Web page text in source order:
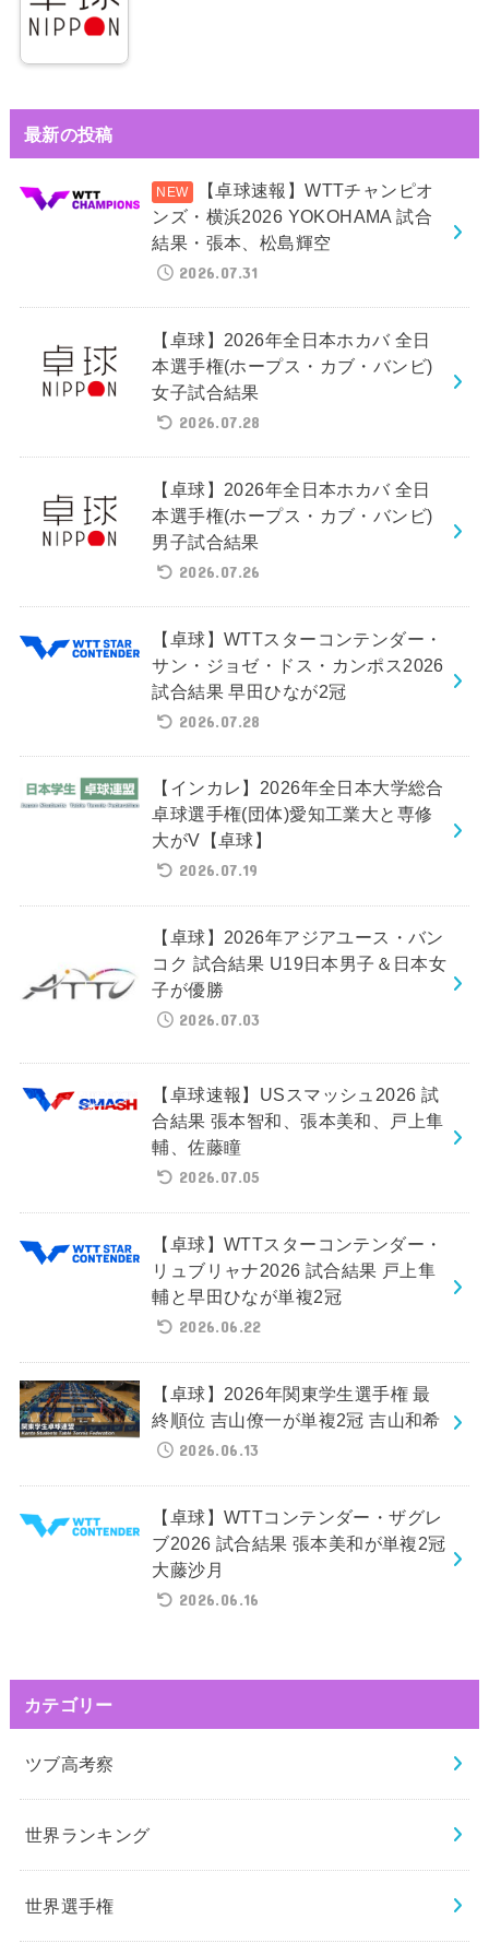
最新の投稿
【卓球速報】WTTチャンピオ
ンズ・横浜2026 YOKOHAMA 試合
結果・張本、松島輝空
2026.07.31
【卓球】2026年全日本ホカバ 全日
本選手権(ホープス・カブ・バンビ)
女子試合結果
2026.07.28
【卓球】2026年全日本ホカバ 全日
本選手権(ホープス・カブ・バンビ)
男子試合結果
2026.07.26
【卓球】WTTスターコンテンダー・
サン・ジョゼ・ドス・カンポス2026
試合結果 早田ひなが2冠
2026.07.28
【インカレ】2026年全日本大学総合
卓球選手権(団体)愛知工業大と専修
大がV【卓球】
2026.07.19
【卓球】2026年アジアユース・バン
コク 試合結果 U19日本男子＆日本女
子が優勝
2026.07.03
【卓球速報】USスマッシュ2026 試
合結果 張本智和、張本美和、戸上隼
輔、佐藤瞳
2026.07.05
【卓球】WTTスターコンテンダー・
リュブリャナ2026 試合結果 戸上隼
輔と早田ひなが単複2冠
2026.06.22
【卓球】2026年関東学生選手権 最
終順位 吉山僚一が単複2冠 吉山和希
2026.06.13
【卓球】WTTコンテンダー・ザグレ
ブ2026 試合結果 張本美和が単複2冠
大藤沙月
2026.06.16
カテゴリー
ツブ高考察
世界ランキング
世界選手権